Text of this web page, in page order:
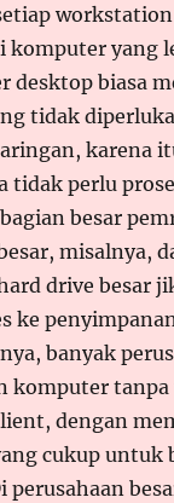
komputer yang
desktop biasa
tidak
karena
tidak perlu
besar
misalnya,
drive besar
ke
banyak
komputer
dengan
cukup untuk
perusahaan